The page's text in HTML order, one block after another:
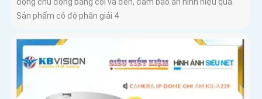
động chủ động bằng còi và đèn, đảm bảo an ninh hiệu quả.
Sản phẩm có độ phân giải 4